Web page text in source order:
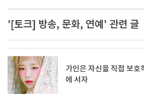
'[토크] 방송, 문화, 연예' 관련 글
가인은 자신을 직접 보호
에 서자